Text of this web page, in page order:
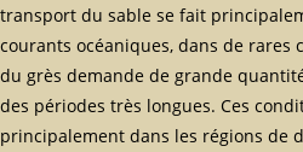
transport du sable se fait
courants océaniques, dans de rares
du grès demande de grande
des périodes très longues. Ces
principalement dans les régions de